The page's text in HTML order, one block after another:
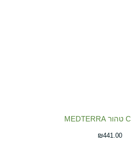
₪441.00